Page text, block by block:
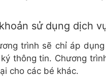
sử dụng dịch
trình sẽ chỉ áp
thông tin. Chương
cho các bé khác.